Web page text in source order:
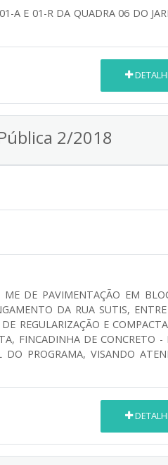
A E 01-R DA QUADRA 06 DO
2/2018
ME DE PAVIMENTAÇÃO EM
DA RUA SUTIS,
REGULARIZAÇÃO E
FINCADINHA DE CONCRETO
DO PROGRAMA, VISANDO